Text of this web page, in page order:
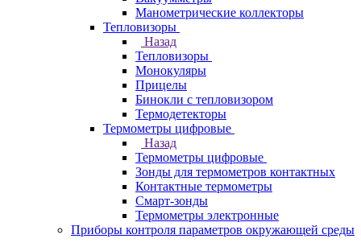
Манометрические коллекторы
Тепловизоры
Назад
Тепловизоры
Монокуляры
Прицелы
Бинокли с тепловизором
Термодетекторы
Термометры цифровые
Назад
Термометры цифровые
Зонды для термометров контактных
Контактные термометры
Смарт-зонды
Термометры электронные
Приборы контроля параметров окружающей среды